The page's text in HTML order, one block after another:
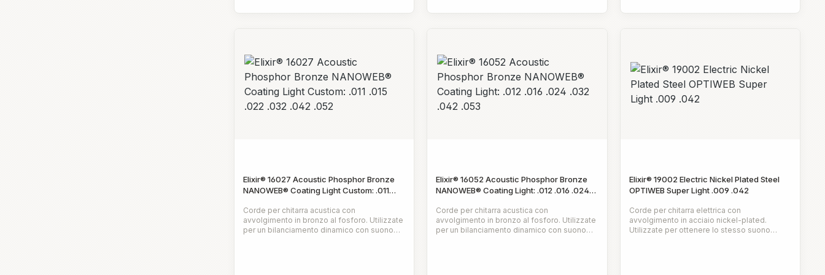
Elixir® 16027 Acoustic Phosphor Bronze
NANOWEB® Coating Light Custom: .011
Corde per chitarra acustica con
avvolgimento in bronzo al fosforo. Utilizzate
per un bilanciamento dinamico con suono
Elixir® 16052 Acoustic Phosphor Bronze
NANOWEB® Coating Light: .012 .016 .024
Corde per chitarra acustica con
avvolgimento in bronzo al fosforo. Utilizzate
per un bilanciamento dinamico con suono
Elixir® 19002 Electric Nickel Plated Steel
OPTIWEB Super Light .009 .042
Corde per chitarra elettrica con
avvolgimento in acciaio nickel-plated.
Utilizzate per ottenere lo stesso suono